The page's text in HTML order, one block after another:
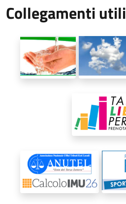
Collegamenti utili